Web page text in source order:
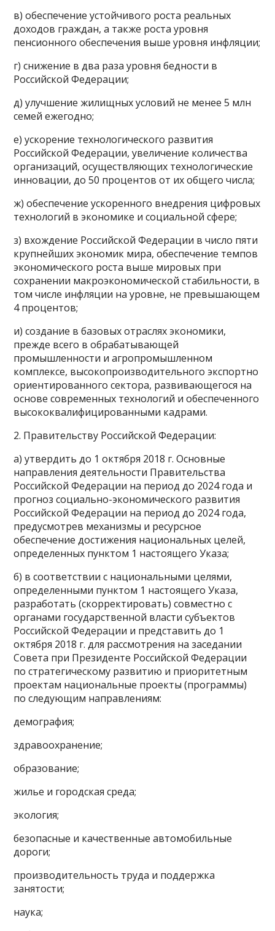
в) обеспечение устойчивого роста реальных
доходов граждан, а также роста уровня
пенсионного обеспечения выше уровня инфляции;
г) снижение в два раза уровня бедности в
Российской Федерации;
д) улучшение жилищных условий не менее 5 млн
семей ежегодно;
е) ускорение технологического развития
Российской Федерации, увеличение количества
организаций, осуществляющих технологические
инновации, до 50 процентов от их общего числа;
ж) обеспечение ускоренного внедрения цифровых
технологий в экономике и социальной сфере;
з) вхождение Российской Федерации в число пяти
крупнейших экономик мира, обеспечение темпов
экономического роста выше мировых при
сохранении макроэкономической стабильности, в
том числе инфляции на уровне, не превышающем
4 процентов;
и) создание в базовых отраслях экономики,
прежде всего в обрабатывающей
промышленности и агропромышленном
комплексе, высокопроизводительного экспортно
ориентированного сектора, развивающегося на
основе современных технологий и обеспеченного
высококвалифицированными кадрами.
2. Правительству Российской Федерации:
а) утвердить до 1 октября 2018 г. Основные
направления деятельности Правительства
Российской Федерации на период до 2024 года и
прогноз социально-экономического развития
Российской Федерации на период до 2024 года,
предусмотрев механизмы и ресурсное
обеспечение достижения национальных целей,
определенных пунктом 1 настоящего Указа;
б) в соответствии с национальными целями,
определенными пунктом 1 настоящего Указа,
разработать (скорректировать) совместно с
органами государственной власти субъектов
Российской Федерации и представить до 1
октября 2018 г. для рассмотрения на заседании
Совета при Президенте Российской Федерации
по стратегическому развитию и приоритетным
проектам национальные проекты (программы)
по следующим направлениям:
демография;
здравоохранение;
образование;
жилье и городская среда;
экология;
безопасные и качественные автомобильные
дороги;
производительность труда и поддержка
занятости;
наука;